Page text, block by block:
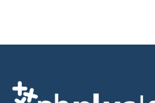
productpagina